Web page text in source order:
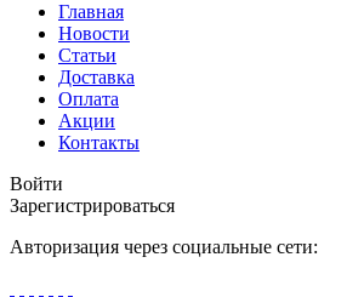
Главная
Новости
Статьи
Доставка
Оплата
Акции
Контакты
Войти
Зарегистрироваться
Авторизация через социальные сети: